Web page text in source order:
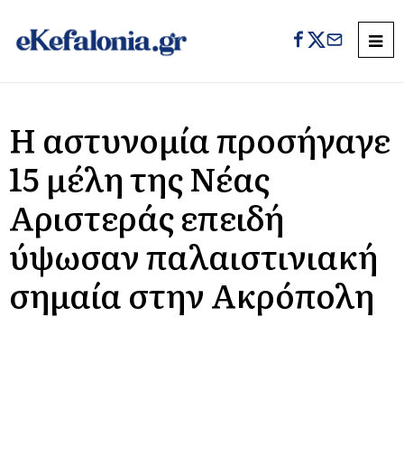
Η αστυνομία προσήγαγε
15 μέλη της Νέας
Αριστεράς επειδή
ύψωσαν παλαιστινιακή
σημαία στην Ακρόπολη